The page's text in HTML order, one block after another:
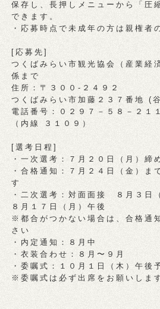
保存し、長押しメニューから「圧
できます。
・応募時点で未成年の方は親権者
[応募先]
つくばみらい市観光協会（産業経
係まで
住所：〒３００-２４９２
つくばみらい市加藤２３７番地 (
電話番号：０２９７－５８－２１
（内線 ３１０９）
[選考日程]
・一次選考：７月２０日（月）締
・合格通知：７月２４日（金）ま
す
・二次選考：対面面接 ８月３日
８月１７日（月）午後
※都合がつかない場合は、合格通
さい
・内定通知：８月中
・衣装合わせ：８月〜９月
・委嘱式：１０月１日（木）午後
※委嘱式は必ず出席をお願いしま